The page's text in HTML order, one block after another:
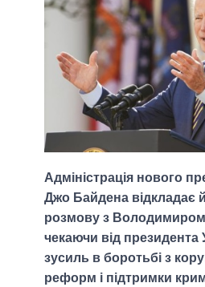
Адміністрація нового
Джо Байдена відкладає
розмову з
чекаючи від президента
зусиль в боротьбі з
реформ і підтримки